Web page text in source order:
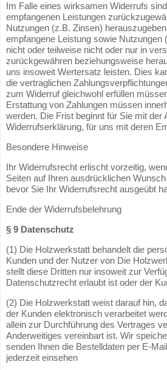
Im Falle eines wirksamen Widerrufs
empfangenen Leistungen
Nutzungen (z.B. Zinsen)
empfangene Leistung sowie Nutzungen
nicht oder teilweise nicht oder nur in
zurückgewähren beziehungsweise
uns insoweit Wertersatz leisten. Dies
die vertraglichen
zum Widerruf gleichwohl erfüllen
Erstattung von Zahlungen müssen
werden. Die Frist beginnt für Sie mit der
Widerrufserklärung, für uns mit deren
Besondere Hinweise
Ihr Widerrufsrecht erlischt vorzeitig,
Seiten auf Ihren ausdrücklichen
bevor Sie Ihr Widerrufsrecht ausgeübt
Ende der Widerrufsbelehrung
§ 9 Datenschutz
(1) Die Holzwerkstatt behandelt die
Kunden und der Nutzer von Die
stellt diese Dritten nur insoweit zur
Datenschutzrecht erlaubt ist oder der
(2) Die Holzwerkstatt weist darauf hin,
der Kunden elektronisch verarbeitet
allein zur Durchführung des Vertrages
Anderweitiges vereinbart ist. Wir
senden Ihnen die Bestelldaten per E-
jederzeit einsehen